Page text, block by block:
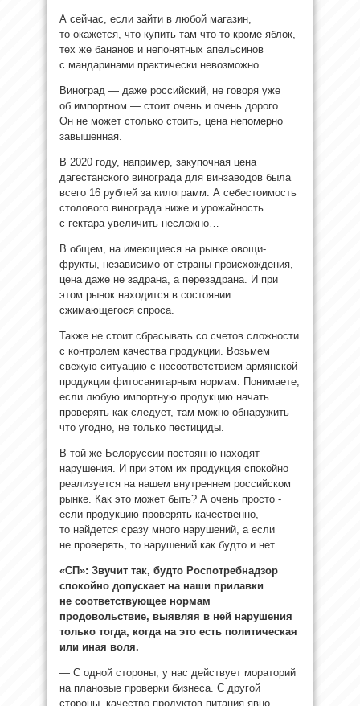
А сейчас, если зайти в любой магазин,
то окажется, что купить там что-то кроме яблок,
тех же бананов и непонятных апельсинов
с мандаринами практически невозможно.
Виноград — даже российский, не говоря уже
об импортном — стоит очень и очень дорого.
Он не может столько стоить, цена непомерно
завышенная.
В 2020 году, например, закупочная цена
дагестанского винограда для винзаводов была
всего 16 рублей за килограмм. А себестоимость
столового винограда ниже и урожайность
с гектара увеличить несложно…
В общем, на имеющиеся на рынке овощи-
фрукты, независимо от страны происхождения,
цена даже не задрана, а перезадрана. И при
этом рынок находится в состоянии
сжимающегося спроса.
Также не стоит сбрасывать со счетов сложности
с контролем качества продукции. Возьмем
свежую ситуацию с несоответствием армянской
продукции фитосанитарным нормам. Понимаете,
если любую импортную продукцию начать
проверять как следует, там можно обнаружить
что угодно, не только пестициды.
В той же Белоруссии постоянно находят
нарушения. И при этом их продукция спокойно
реализуется на нашем внутреннем российском
рынке. Как это может быть? А очень просто ­-
если продукцию проверять качественно,
то найдется сразу много нарушений, а если
не проверять, то нарушений как будто и нет.
«СП»: Звучит так, будто Роспотребнадзор
спокойно допускает на наши прилавки
не соответствующее нормам
продовольствие, выявляя в ней нарушения
только тогда, когда на это есть политическая
или иная воля.
— С одной стороны, у нас действует мораторий
на плановые проверки бизнеса. С другой
стороны, качество продуктов питания явно